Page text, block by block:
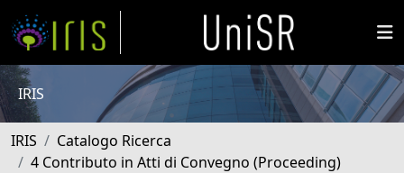
IRIS
IRIS
Catalogo Ricerca
4 Contributo in Atti di Convegno (Proceeding)